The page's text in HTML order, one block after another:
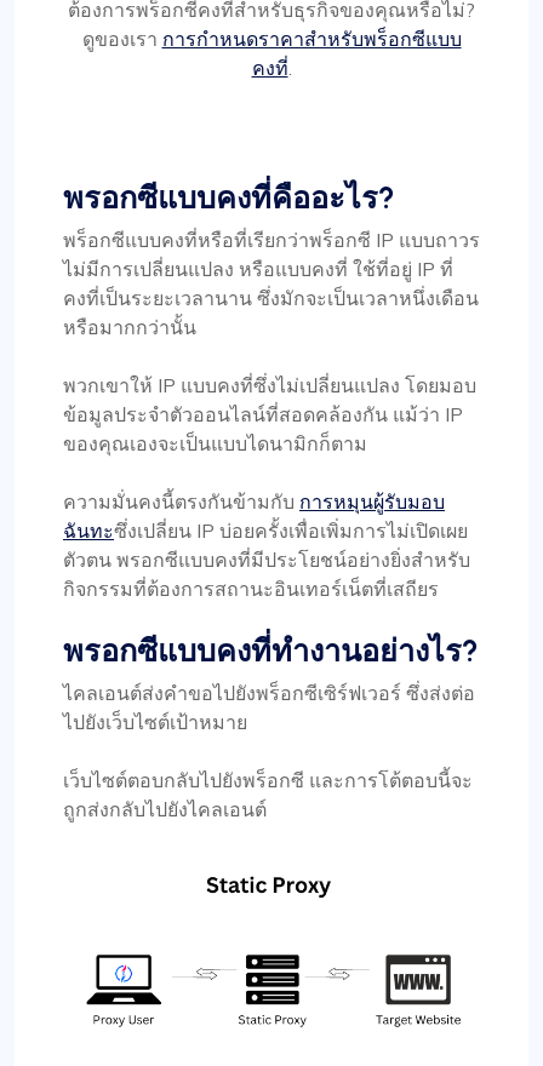
ต้องการพร็อกซีคงที่สำหรับธุรกิจของคุณหรือไม่?
ดูของเรา การกำหนดราคาสำหรับพร็อกซีแบบ
คงที่.
พรอกซีแบบคงที่คืออะไร?
พร็อกซีแบบคงที่หรือที่เรียกว่าพร็อกซี IP แบบถาวร
ไม่มีการเปลี่ยนแปลง หรือแบบคงที่ ใช้ที่อยู่ IP ที่
คงที่เป็นระยะเวลานาน ซึ่งมักจะเป็นเวลาหนึ่งเดือน
หรือมากกว่านั้น
พวกเขาให้ IP แบบคงที่ซึ่งไม่เปลี่ยนแปลง โดยมอบ
ข้อมูลประจำตัวออนไลน์ที่สอดคล้องกัน แม้ว่า IP
ของคุณเองจะเป็นแบบไดนามิกก็ตาม
ความมั่นคงนี้ตรงกันข้ามกับ การหมุนผู้รับมอบ
ฉันทะซึ่งเปลี่ยน IP บ่อยครั้งเพื่อเพิ่มการไม่เปิดเผย
ตัวตน พรอกซีแบบคงที่มีประโยชน์อย่างยิ่งสำหรับ
กิจกรรมที่ต้องการสถานะอินเทอร์เน็ตที่เสถียร
พรอกซีแบบคงที่ทำงานอย่างไร?
ไคลเอนต์ส่งคำขอไปยังพร็อกซีเซิร์ฟเวอร์ ซึ่งส่งต่อ
ไปยังเว็บไซต์เป้าหมาย
เว็บไซต์ตอบกลับไปยังพร็อกซี และการโต้ตอบนี้จะ
ถูกส่งกลับไปยังไคลเอนต์